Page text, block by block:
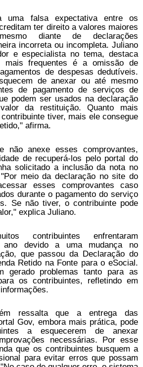
uma falsa expectativa entre os
ter direito a valores maiores
diante de declarações
incorreta ou incompleta. Juliano
e especialista no tema, destaca
frequentes é a omissão de
de despesas dedutíveis.
de anexar ou até mesmo
de pagamento de serviços de
podem ser usados na declaração
da restituição. Quanto mais
tiver, mais ele consegue
afirma.
não anexe esses comprovantes,
de recuperá-los pelo portal do
solicitado a inclusão da nota no
meio da declaração no site do
esses comprovantes caso
durante o pagamento do serviço
Se não tiver, o contribuinte pode
explica Juliano.
contribuintes enfrentaram
ano devido a uma mudança no
que passou da Declaração do
Retido na Fonte para o eSocial.
gerado problemas tanto para as
os contribuintes, refletindo em
ressalta que a entrega das
Gov, embora mais prática, pode
a esquecerem de anexar
necessárias. Por esse
que os contribuintes busquem a
para evitar erros que possam